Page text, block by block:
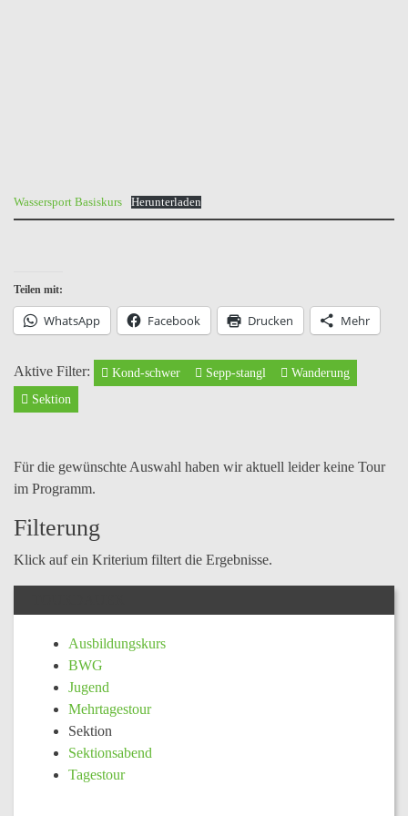
Wassersport Basiskurs Herunterladen
Teilen mit:
WhatsApp Facebook Drucken Mehr
Aktive Filter: Kond-schwer Sepp-stangl
Wanderung
Sektion
Für die gewünschte Auswahl haben wir aktuell leider keine Tour
im Programm.
Filterung
Klick auf ein Kriterium filtert die Ergebnisse.
Ausbildungskurs
BWG
Jugend
Mehrtagestour
Sektion
Sektionsabend
Tagestour